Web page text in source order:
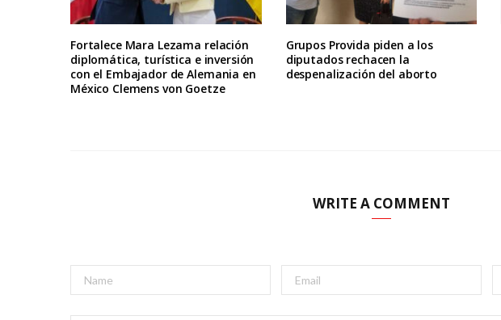
Fortalece Mara Lezama relación
diplomática, turística e inversión
con el Embajador de Alemania en
México Clemens von Goetze
Grupos Provida piden a los
diputados rechacen la
despenalización del aborto
WRITE A COMMENT